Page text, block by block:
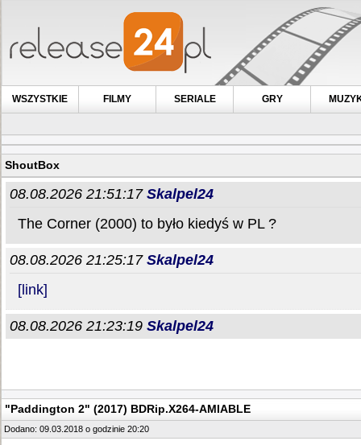
WSZYSTKIE FILMY SERIALE GRY
ShoutBox
"Paddington 2" (2017) BDRip.X264-AMIABLE
Dodano: 09.03.2018 o godzinie 20:20